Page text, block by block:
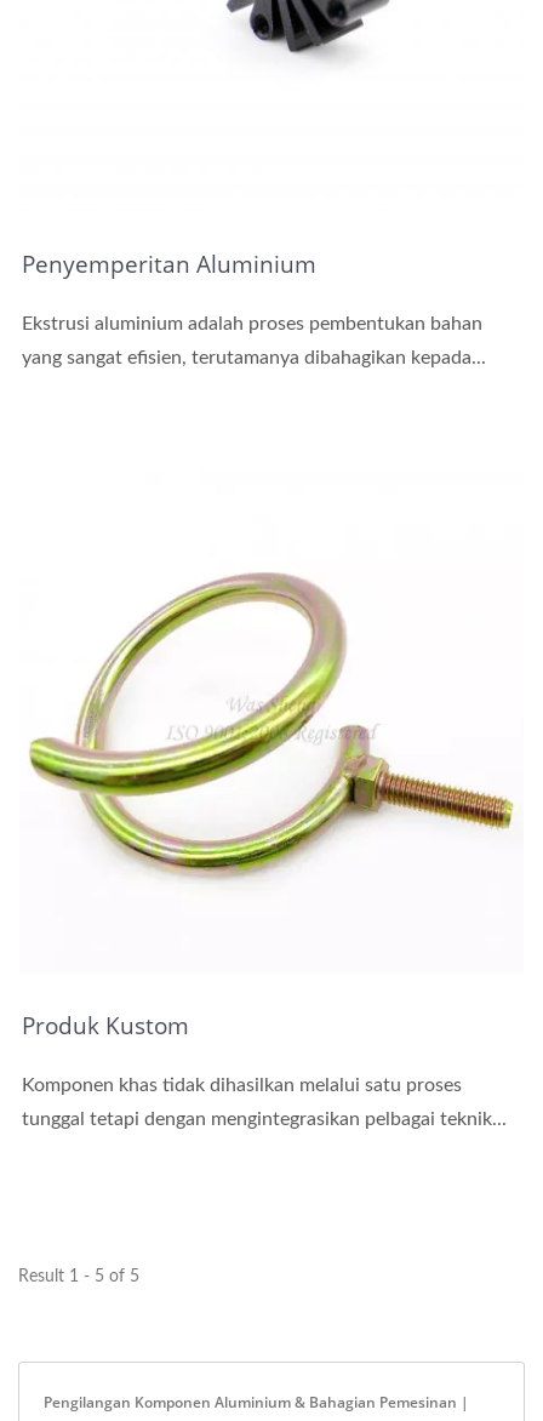
Penyemperitan Aluminium
Ekstrusi aluminium adalah proses pembentukan bahan
yang sangat efisien, terutamanya dibahagikan kepada...
Produk Kustom
Komponen khas tidak dihasilkan melalui satu proses
tunggal tetapi dengan mengintegrasikan pelbagai teknik...
Result 1 - 5 of 5
Pengilangan Komponen Aluminium & Bahagian Pemesinan |